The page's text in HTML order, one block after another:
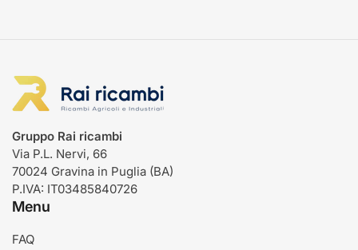
Gruppo Rai ricambi
Via P.L. Nervi, 66
70024 Gravina in Puglia (BA)
P.IVA: IT03485840726
Menu
FAQ